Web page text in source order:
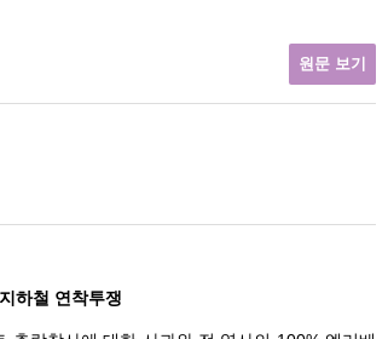
원문 보기
하철 연착투쟁